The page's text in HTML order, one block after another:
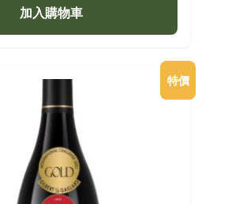
。
價
格：
$259.00。
加入購物車
特價